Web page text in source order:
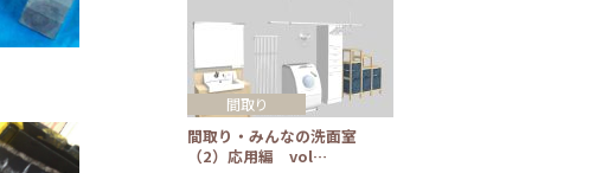
間取り・みんなの洗面室
（2）応用編 vol…
間取り